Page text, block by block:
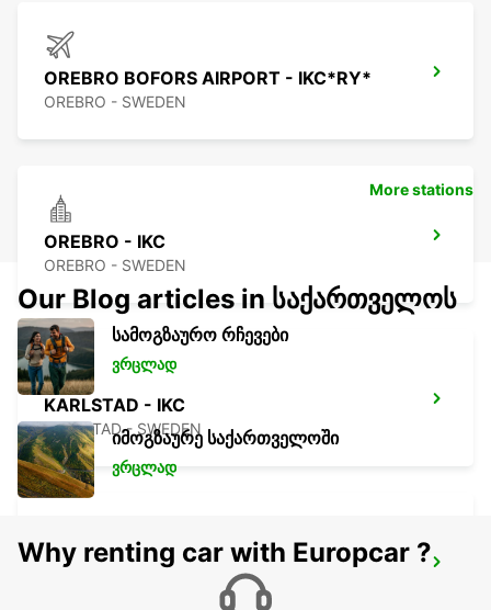
OREBRO BOFORS AIRPORT - IKC*RY*
OREBRO - SWEDEN
OREBRO - IKC
OREBRO - SWEDEN
KARLSTAD - IKC
KARLSTAD - SWEDEN
MARIESTAD - IKC
More stations
Our Blog articles in საქართველოს
სამოგზაურო რჩევები
ვრცლად
იმოგზაურე საქართველოში
ვრცლად
Why renting car with Europcar ?